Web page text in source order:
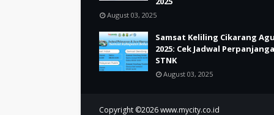
August 03, 2025
Samsat Keliling Cikarang
2025: Cek Jadwal
STNK
August 03, 2025
Copyright ©2026www.mycity.co.id